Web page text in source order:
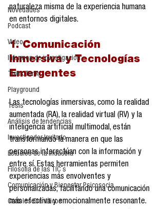
Novedades
Podcast
Video
Informes de investigación
Think Tank
Playground
Tesis
Análisis de tendencias
Investigador Invitado
Estudios de la industria
Filosofía de las TIC´s
Comunicación y Bienestar Psicosocia
Carteles Científicos
naturaleza misma de la experiencia humana
en entornos digitales.
1. Comunicación
Inmersiva y Tecnologías
Emergentes
Las tecnologías inmersivas, como la realidad
aumentada (RA), la realidad virtual (RV) y la
inteligencia artificial multimodal, están
transformando la manera en que las
personas interactúan con la información y
entre sí. Estas herramientas permiten
experiencias más envolventes y
personalizadas, facilitando una comunicación
más efectiva y emocionalmente resonante.